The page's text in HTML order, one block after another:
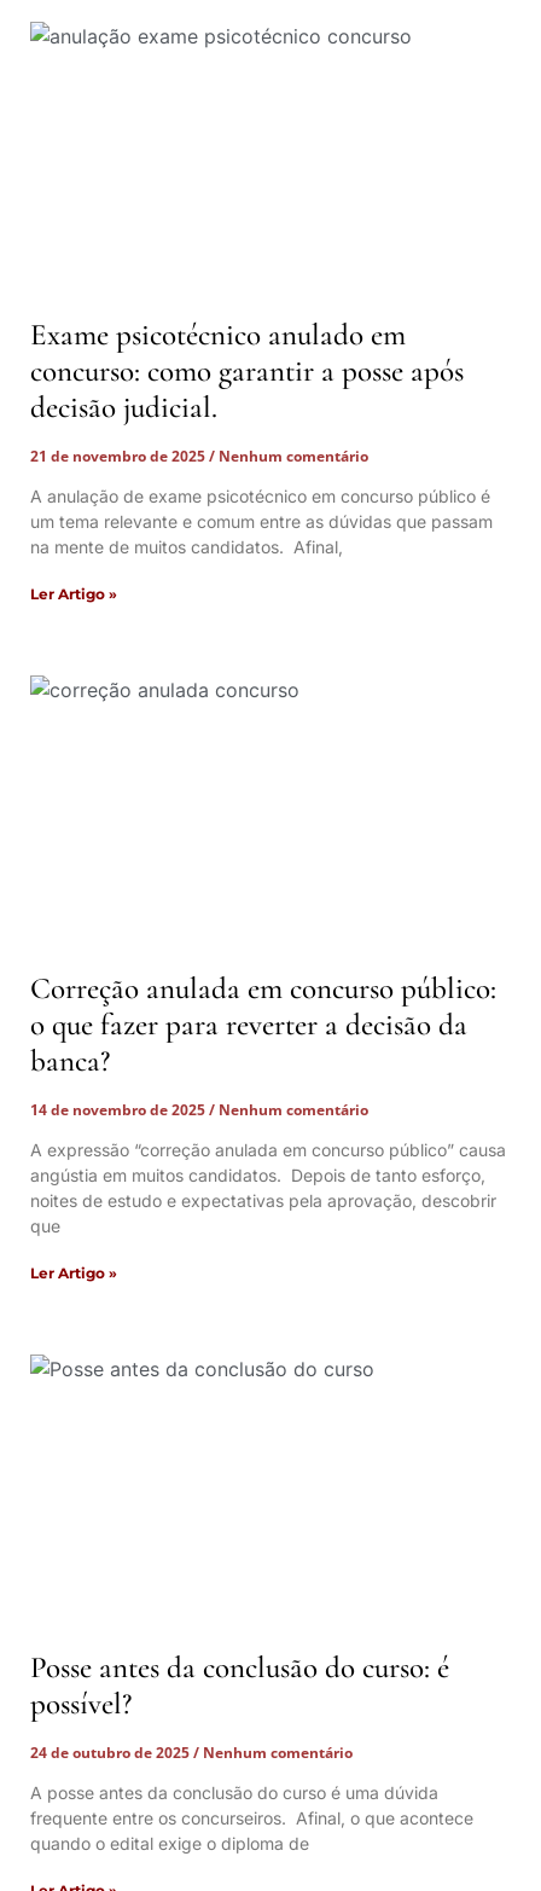
Exame psicotécnico anulado em
concurso: como garantir a posse após
decisão judicial.
21 de novembro de 2025
Nenhum comentário
A anulação de exame psicotécnico em concurso público é
um tema relevante e comum entre as dúvidas que passam
na mente de muitos candidatos. Afinal,
Ler Artigo »
Correção anulada em concurso público:
o que fazer para reverter a decisão da
banca?
14 de novembro de 2025
Nenhum comentário
A expressão “correção anulada em concurso público” causa
angústia em muitos candidatos. Depois de tanto esforço,
noites de estudo e expectativas pela aprovação, descobrir
que
Ler Artigo »
Posse antes da conclusão do curso: é
possível?
24 de outubro de 2025
Nenhum comentário
A posse antes da conclusão do curso é uma dúvida
frequente entre os concurseiros. Afinal, o que acontece
quando o edital exige o diploma de